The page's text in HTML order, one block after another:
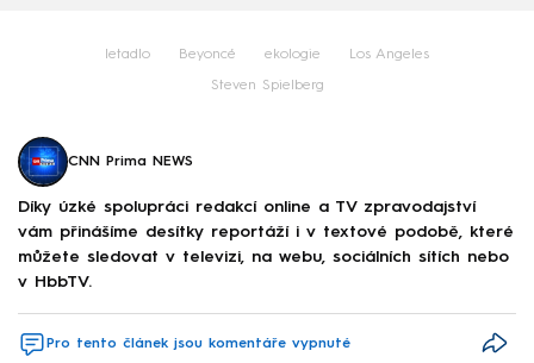
letadlo Beyoncé ekologie Los Angeles
Steven Spielberg
CNN Prima NEWS
Díky úzké spolupráci redakcí online a TV zpravodajství
vám přinášíme desítky reportáží i v textové podobě, které
můžete sledovat v televizi, na webu, sociálních sítích nebo
v HbbTV.
Pro tento článek jsou komentáře vypnuté